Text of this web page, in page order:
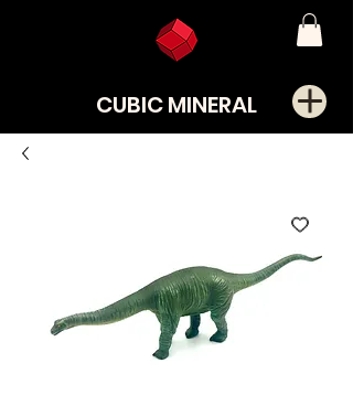
CUBIC MINERAL